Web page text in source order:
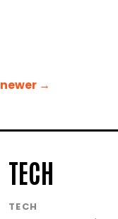
Navegación
entradas
newer →
TECH
TECH